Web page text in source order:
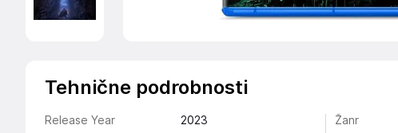
Tehnične podrobnosti
Release Year 2023 Žanr